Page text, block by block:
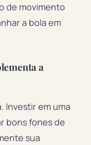
de movimento
a bola em
a
Investir em uma
bons fones de
sua